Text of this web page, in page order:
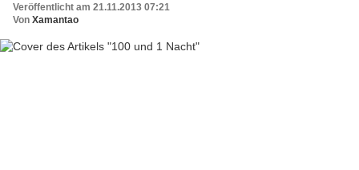
Veröffentlicht am 21.11.2013 07:21
Von Xamantao